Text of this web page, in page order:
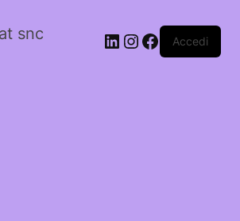
snc LinkedIn
Instagram
Facebook
Accedi